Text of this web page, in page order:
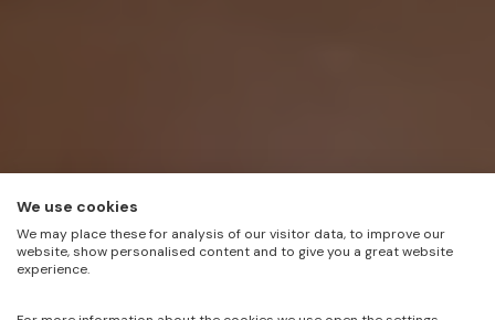
We use cookies
We may place these for analysis of our visitor data, to improve our
website, show personalised content and to give you a great website
experience.